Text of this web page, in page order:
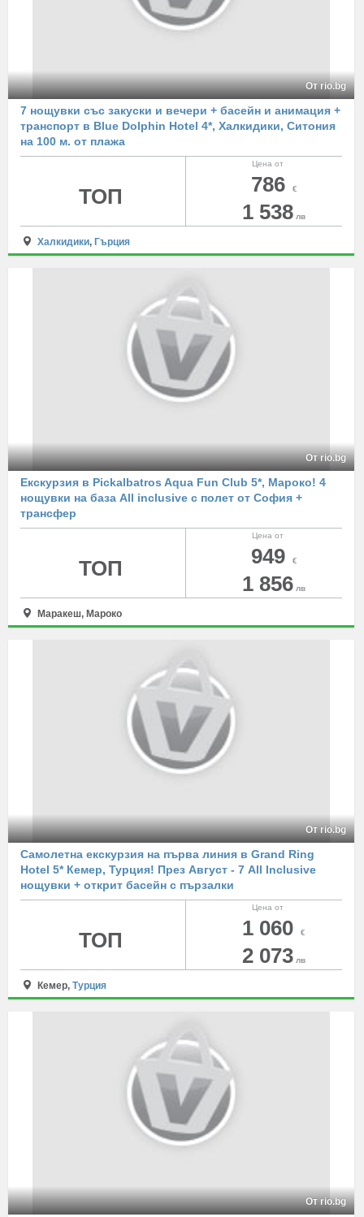
От rio.bg
7 нощувки със закуски и вечери + басейн и анимация +
транспорт в Blue Dolphin Hotel 4*, Халкидики, Ситония
на 100 м. от плажа
Цена от
786 €
1 538 лв
ТОП
Халкидики, Гърция
От rio.bg
Екскурзия в Pickalbatros Aqua Fun Club 5*, Мароко! 4
нощувки на база All inclusive с полет от София +
трансфер
Цена от
949 €
1 856 лв
ТОП
Маракеш, Мароко
От rio.bg
Самолетна екскурзия на първа линия в Grand Ring
Hotel 5* Кемер, Турция! През Август - 7 All Inclusive
нощувки + открит басейн с пързалки
Цена от
1 060 €
2 073 лв
ТОП
Кемер,Турция
От rio.bg